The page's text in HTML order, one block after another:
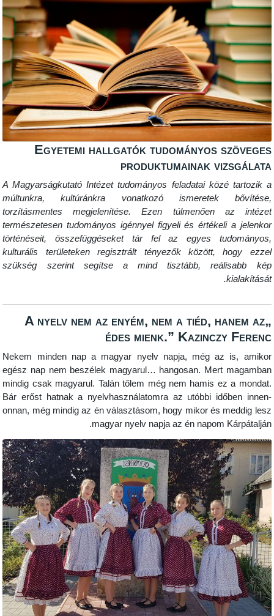
Egyetemi hallgatók tudományos
produktumainak
A Magyarságkutató Intézet tudományos feladatai
múltunkra, kultúránkra vonatkozó
torzításmentes megjelenítése. Ezen
természetesen tudományos igénnyel figyeli és
történéseit, összefüggéseket tár fel az egyes
kulturális területeken regisztrált tényezők között,
szükség szerint segítse a mind tisztább,
„A nyelv nem az enyém, nem a tiéd,
édes mienk.”
Nekem minden nap a magyar nyelv napja, még
egész nap nem beszélek magyarul… hangosan. Mert
mindig csak magyarul. Talán tőlem még nem hamis
Bár erőst hatnak a nyelvhasználatomra az utóbbi
onnan, még mindig az én választásom, hogy mikor és
magyar nyelv napja az én napom